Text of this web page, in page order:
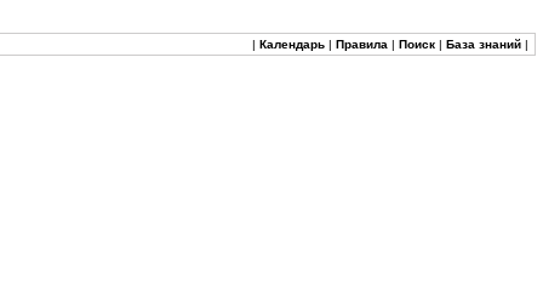
| Календарь | Правила | Поиск | База знаний |